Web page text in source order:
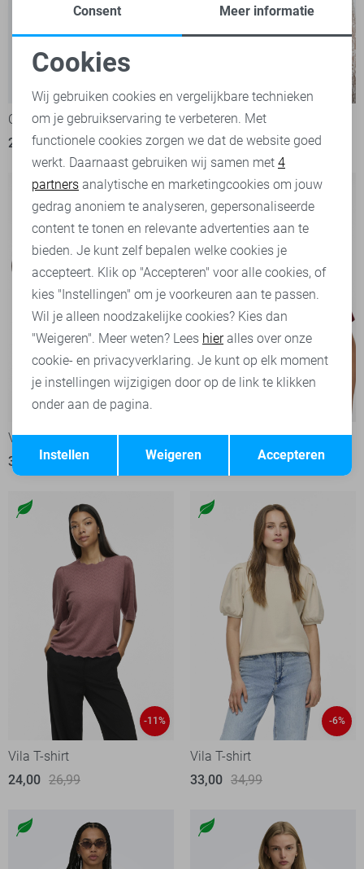
Only T-shirt
21,99
Jacqueline de Yong T-shirt
29,99
-6%
Vila T-shirt
33,00 34,99
Vero Moda T-shirt
34,99
-11%
Vila T-shirt
24,00 26,99
-6%
Vila T-shirt
33,00 34,99
Noodzakelijke cookies
Personalisatie cookies
Analytische cookies
Marketing cookies
Terug Opslaan
Consent Meer informatie
Cookies
Wij gebruiken cookies en vergelijkbare technieken
om je gebruikservaring te verbeteren. Met
functionele cookies zorgen we dat de website goed
werkt. Daarnaast gebruiken wij samen met 4
partners analytische en marketingcookies om jouw
gedrag anoniem te analyseren, gepersonaliseerde
content te tonen en relevante advertenties aan te
bieden. Je kunt zelf bepalen welke cookies je
accepteert. Klik op "Accepteren" voor alle cookies, of
kies "Instellingen" om je voorkeuren aan te passen.
Wil je alleen noodzakelijke cookies? Kies dan
"Weigeren". Meer weten? Lees hieralles over onze
cookie- en privacyverklaring. Je kunt op elk moment
je instellingen wijzigigen door op de link te klikken
onder aan de pagina.
Accepteren
Weigeren
Instellen